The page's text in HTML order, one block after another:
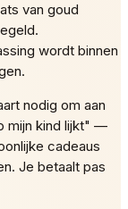
van goud
wordt binnen
nodig om aan
mijn kind lijkt" —
cadeaus
Je betaalt pas